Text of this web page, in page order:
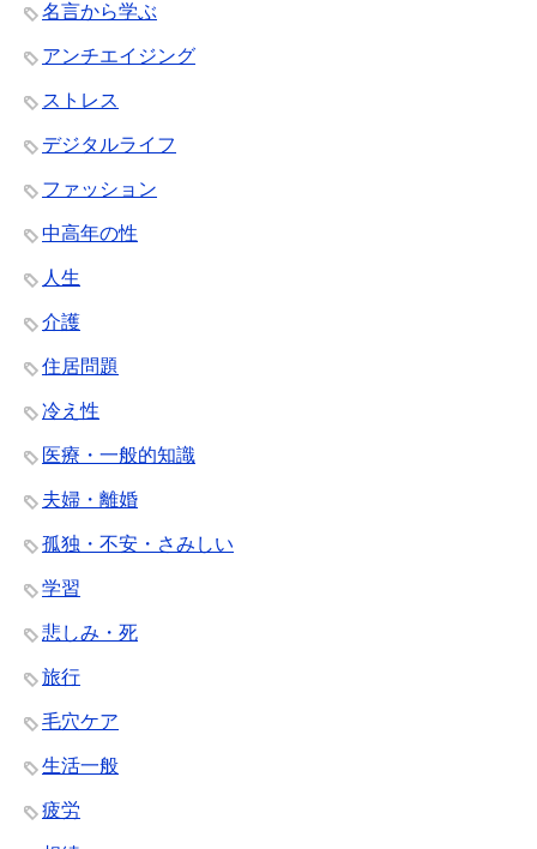
名言から学ぶ
アンチエイジング
ストレス
デジタルライフ
ファッション
中高年の性
人生
介護
住居問題
冷え性
医療・一般的知識
夫婦・離婚
孤独・不安・さみしい
学習
悲しみ・死
旅行
毛穴ケア
生活一般
疲労